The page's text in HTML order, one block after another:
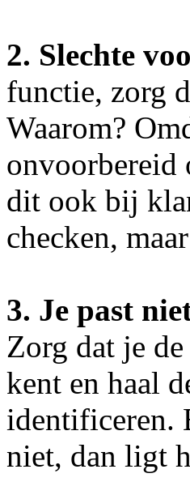
2. Slechte
functie, zorg
Waarom?
onvoorbereid
dit ook bij
checken,
3. Je past
Zorg dat je
kent en haal
identificeren.
niet, dan ligt